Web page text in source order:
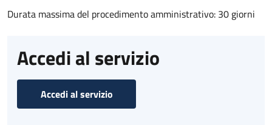
Durata massima del procedimento amministrativo: 30 giorni
Accedi al servizio
Accedi al servizio